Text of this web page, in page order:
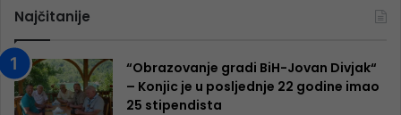
Najčitanije
“Obrazovanje gradi BiH-Jovan Divjak“
– Konjic je u posljednje 22 godine imao
25 ​​stipendista